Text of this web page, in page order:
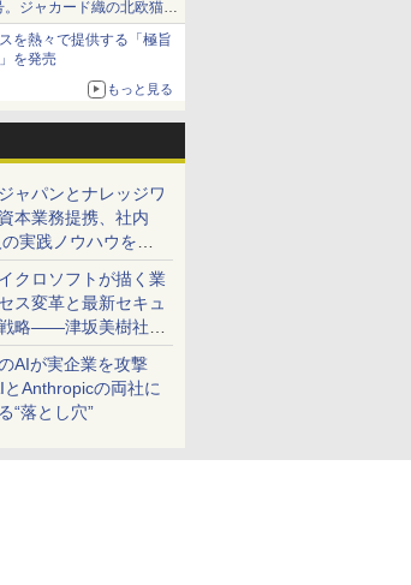
ジャカード織の北欧猫デ
を熱々で提供する「極旨
を発売
もっと見る
ャパンとナレッジワ
本業務提携、社内
実践ノウハウを生
AI商談記録 for
を展開へ
クロソフトが描く業
ス変革と最新セキュ
略――津坂美樹社長
度戦略を説明
AIが実企業を攻撃
Anthropicの両社に
“落とし穴”